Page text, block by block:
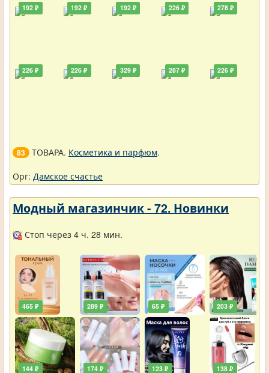
192 ₽
226 ₽
192 ₽
226 ₽
192 ₽
329 ₽
226 ₽
287 ₽
278 ₽
226 ₽
83 ТОВАРА. Косметика и парфюм.
Орг: Дамское счастье
Модный магазинчик - 72. Новинки
Стоп через 4 ч. 28 мин.
465 ₽
144 ₽
289 ₽
174 ₽
65 ₽
123 ₽
203 ₽
138 ₽